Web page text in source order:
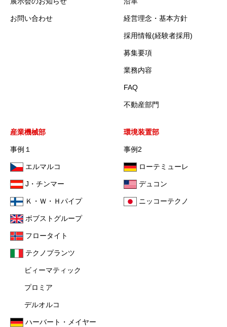
お問い合わせ 経営理念・基本方針
採用情報(経験者採用)
募集要項
業務内容
FAQ
不動産部門
産業機械部
事例１
エルマルコ
J・チンマー
Ｋ・Ｗ・Ｈパイプ
ボブストグループ
フロータイト
テクノプランツ
ビィーマティック
プロミア
デルオルコ
ハーバート・メイヤー
環境装置部
事例2
ローテミューレ
デュコン
ニッコーテクノ